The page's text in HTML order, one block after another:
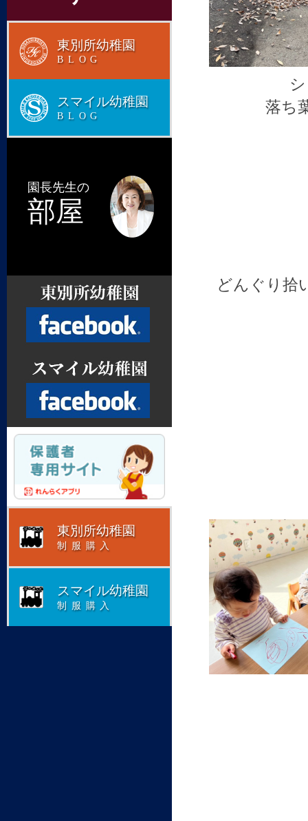
落ち
どんぐり拾
東別所幼稚園
BLOG
スマイル幼稚園
BLOG
園長先生の
部屋
Facebook
Facebook
東別所幼稚園
制服購入
スマイル幼稚園
制服購入